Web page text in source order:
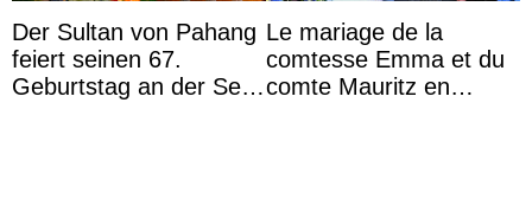
Der Sultan von Pahang
feiert seinen 67.
Geburtstag an der Seite
Le mariage de la
comtesse Emma et du
comte Mauritz en